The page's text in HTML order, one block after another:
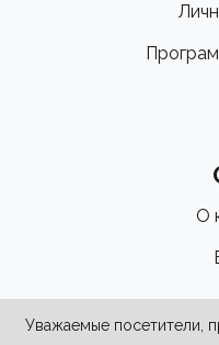
О
Уважаемые посетители,